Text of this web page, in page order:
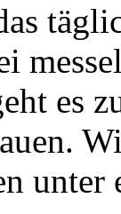
es
unter